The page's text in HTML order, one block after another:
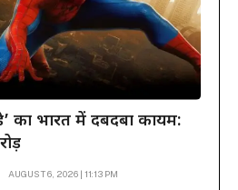
डे’ का भारत में दबदबा कायम:
AUGUST 6, 2026 | 11:13 PM